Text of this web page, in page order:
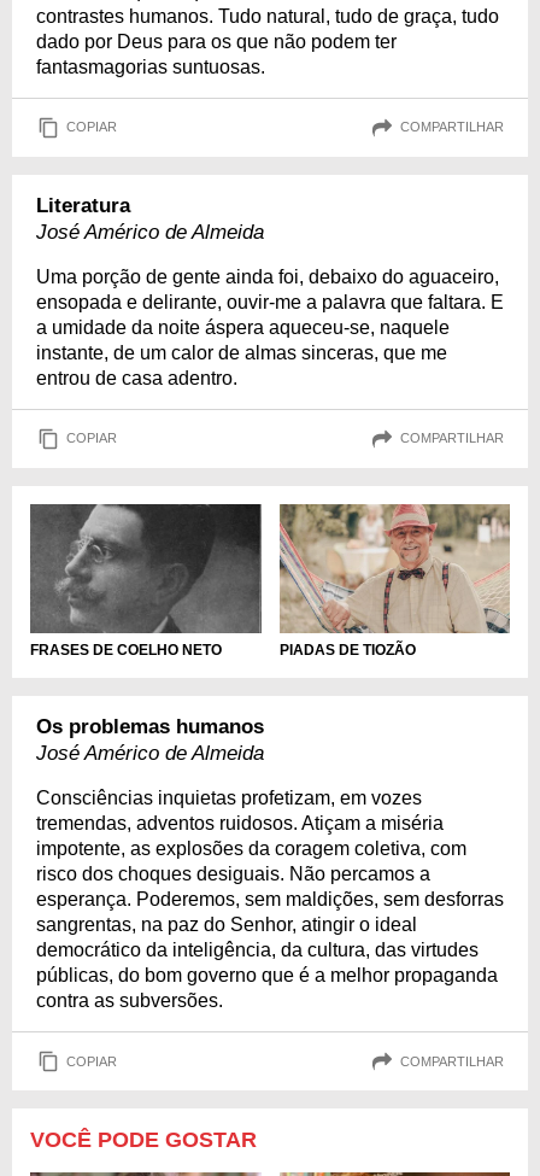
contrastes humanos. Tudo natural, tudo de graça, tudo
dado por Deus para os que não podem ter
fantasmagorias suntuosas.
COPIAR COMPARTILHAR
Literatura
José Américo de Almeida
Uma porção de gente ainda foi, debaixo do aguaceiro,
ensopada e delirante, ouvir-me a palavra que faltara. E
a umidade da noite áspera aqueceu-se, naquele
instante, de um calor de almas sinceras, que me
entrou de casa adentro.
COPIAR COMPARTILHAR
FRASES DE COELHO NETO PIADAS DE TIOZÃO
Os problemas humanos
José Américo de Almeida
Consciências inquietas profetizam, em vozes
tremendas, adventos ruidosos. Atiçam a miséria
impotente, as explosões da coragem coletiva, com
risco dos choques desiguais. Não percamos a
esperança. Poderemos, sem maldições, sem desforras
sangrentas, na paz do Senhor, atingir o ideal
democrático da inteligência, da cultura, das virtudes
públicas, do bom governo que é a melhor propaganda
contra as subversões.
COPIAR COMPARTILHAR
VOCÊ PODE GOSTAR